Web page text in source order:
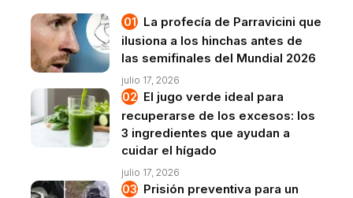
La profecía de Parravicini que
ilusiona a los hinchas antes de
las semifinales del Mundial 2026
julio 17, 2026
El jugo verde ideal para
recuperarse de los excesos: los
3 ingredientes que ayudan a
cuidar el hígado
julio 17, 2026
Prisión preventiva para un